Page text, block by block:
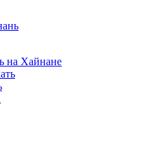
на Хайнане